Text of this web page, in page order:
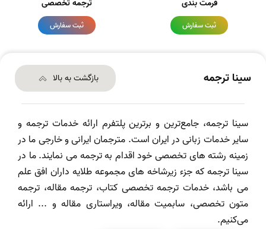
فرمت بندی
ثبت سفارش
ترجمه تخصصی
ثبت سفارش
سینا ترجمه بازگشت به بالا
سینا ترجمه، جامع‌ترین و برترین پلتفرم ارائه خدمات ترجمه و
سایر خدمات زبانی در ایران است. مترجمان ایرانی و خارجی ما در
زمینه رشته های تخصصی خود اقدام به ترجمه می نمایند. ما در
سینا ترجمه که جزء زیرشاخه های مجموعه طلایه داران افق علم
می باشد، خدمات ترجمه تخصصی کتاب، ترجمه مقاله، ترجمه
متون تخصصی، سابمیت مقاله، ویراستاری مقاله و ... ارائه
می‌کنیم.